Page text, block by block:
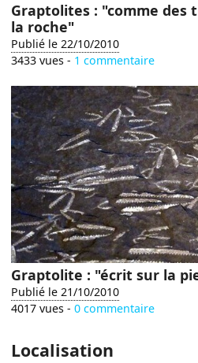
Graptolites : "comme des
la roche"
Publié le 22/10/2010
3433 vues - 1 commentaire
Graptolite : "écrit sur la
Publié le 21/10/2010
4017 vues -0 commentaire
Localisation